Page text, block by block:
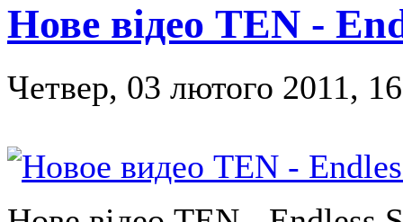
Нове відео TEN -
Четвер, 03 лютого 2011,